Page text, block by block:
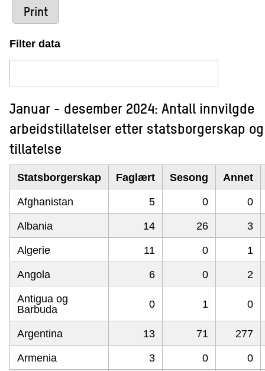
Print
Filter data
Januar - desember 2024: Antall innvilgde
arbeidstillatelser etter statsborgerskap
tillatelse
Statsborgerskap Faglært Sesong Annet
Afghanistan 5 0 0
Albania 14 26 3
Algerie 11 0 1
Angola 6 0 2
Antigua og
Barbuda
0 1 0
Argentina 13 71 277
Armenia 3 0 0